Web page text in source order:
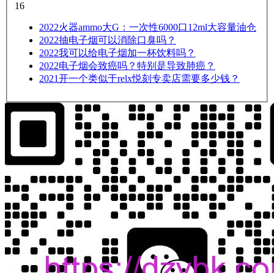
16
2022火器ammo大G：一次性6000口12ml大容量油仓
2022抽电子烟可以消除口臭吗？
2022我可以给电子烟加一杯饮料吗？
2022电子烟会致癌吗？特别是导致肺癌？
2021开一个类似于relx悦刻专卖店需要多少钱？